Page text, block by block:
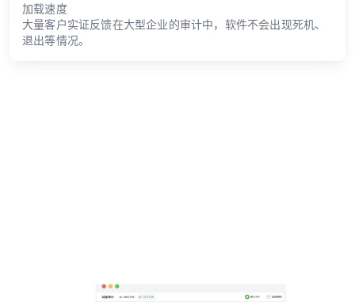
加载速度
大量客户实证反馈在大型企业的审计中，软件不会出现死机、
退出等情况。